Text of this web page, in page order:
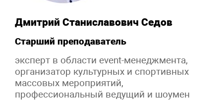
Дмитрий Станиславович Седов
Старший преподаватель
эксперт в области event-менеджмента,
организатор культурных и спортивных
массовых мероприятий,
профессиональный ведущий и шоумен